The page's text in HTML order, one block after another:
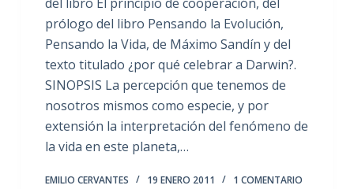
prólogo del libro Pensando la Evolución,
Pensando la Vida, de Máximo Sandín y del
texto titulado ¿por qué celebrar a Darwin?.
SINOPSIS La percepción que tenemos de
nosotros mismos como especie, y por
extensión la interpretación del fenómeno de
la vida en este planeta,…
EMILIO CERVANTES 19 ENERO 2011 1 COMENTARIO